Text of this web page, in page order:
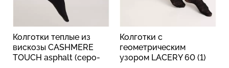
Колготки теплые из
вискозы CASHMERE
TOUCH asphalt (серо-
Колготки с
геометрическим
узором LACERY 60 (1)